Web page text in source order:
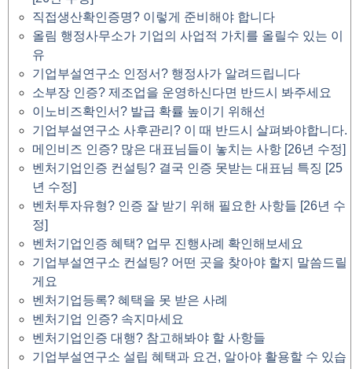
직접생산확인증명? 이렇게 준비해야 합니다
올림 행정사무소가 기업의 사업적 가치를 올릴수 있는 이
유
기업부설연구소 인정서? 행정사가 알려드립니다
소부장 인증? 제조업을 운영하신다면 반드시 봐주세요
이노비즈확인서? 발급 확률 높이기 위해선
기업부설연구소 사후관리? 이 때 반드시 살펴봐야합니다.
메인비즈 인증? 많은 대표님들이 놓치는 사항 [26년 수정]
벤처기업인증 컨설팅? 결국 인증 못받는 대표님 특징 [25
년 수정]
벤처투자유형? 인증 잘 받기 위해 필요한 사항들 [26년 수
정]
벤처기업인증 혜택? 업무 진행사례 확인해보세요
기업부설연구소 컨설팅? 어떤 곳을 찾아야 할지 말씀드릴
게요
벤처기업등록? 혜택을 못 받은 사례
벤처기업 인증? 속지마세요
벤처기업인증 대행? 참고해봐야 할 사항들
기업부설연구소 설립 혜택과 요건, 알아야 활용할 수 있습